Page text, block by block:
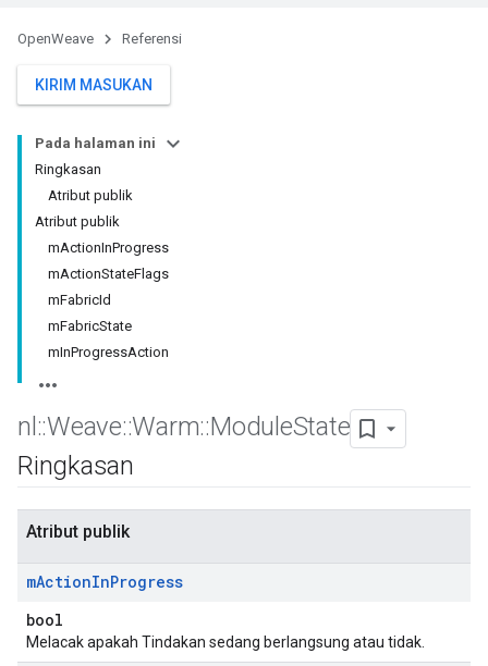
OpenWeave Referensi
KIRIM MASUKAN
Pada halaman ini
Ringkasan
Atribut publik
Atribut publik
mActionInProgress
mActionStateFlags
mFabricId
mFabricState
mInProgressAction
nl ::Weave::Warm::ModuleState
Ringkasan
Atribut publik
mActionInProgress
bool
Melacak apakah Tindakan sedang berlangsung atau tidak.